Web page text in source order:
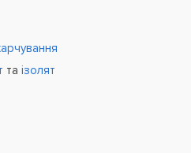
та ізолят